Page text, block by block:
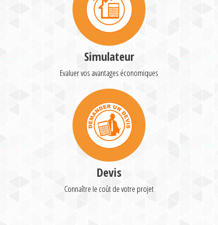
Simulateur
Evaluer vos avantages économiques
Devis
Connaître le coût de votre projet